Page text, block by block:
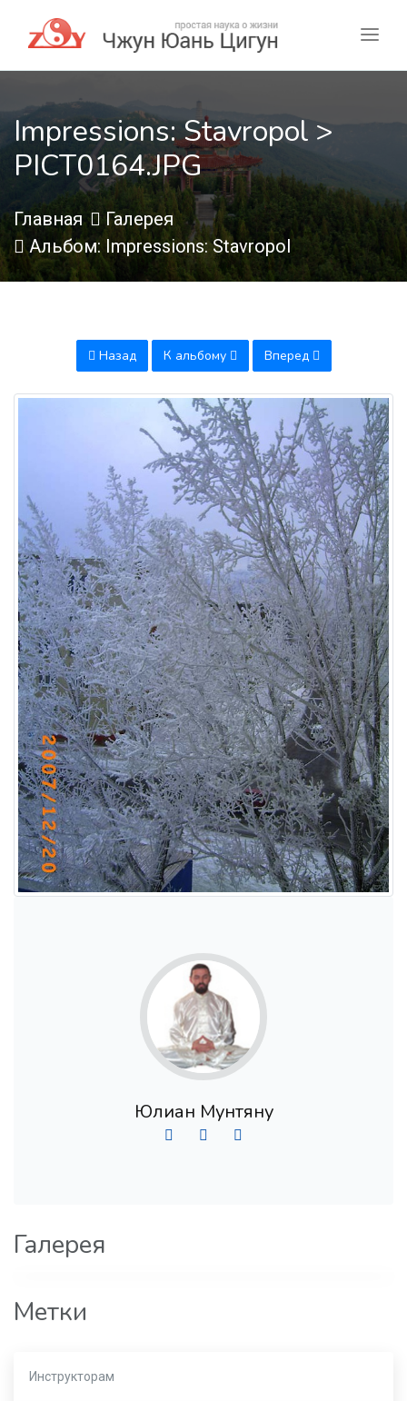
Impressions: Stavropol >
PICT0164.JPG
Главная
Галерея
Альбом: Impressions: Stavropol
Назад К альбому Вперед
Юлиан Мунтяну
Галерея
Метки
Инструкторам